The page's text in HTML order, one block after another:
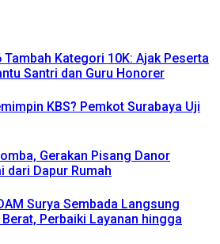
Tambah Kategori 10K: Ajak Peserta
Santri dan Guru Honorer
KBS? Pemkot Surabaya Uji
Gerakan Pisang Danor
dari Dapur Rumah
Surya Sembada Langsung
Perbaiki Layanan hingga